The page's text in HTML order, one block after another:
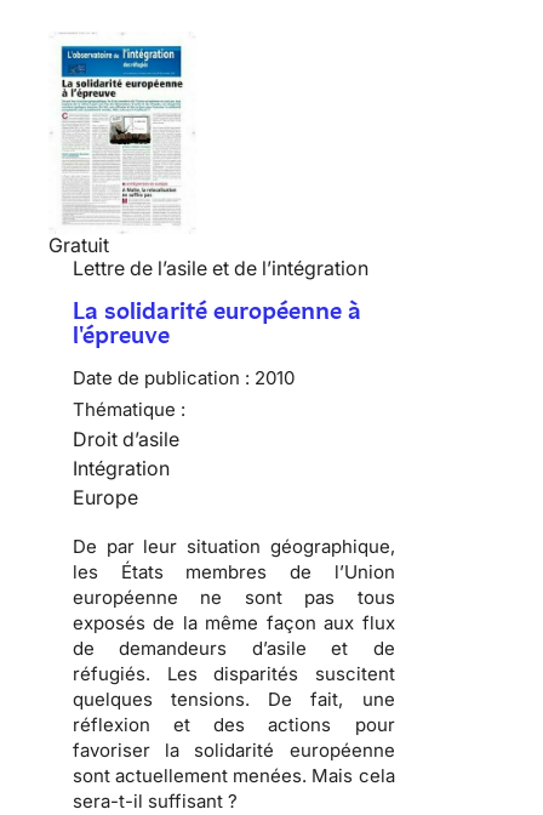
Gratuit
Lettre de l’asile et de l’intégration
La solidarité européenne à
l'épreuve
Date de publication : 2010
Thématique :
Droit d’asile
Intégration
Europe
De par leur situation géographique,
les États membres de l’Union
européenne ne sont pas tous
exposés de la même façon aux flux
de demandeurs d’asile et de
réfugiés. Les disparités suscitent
quelques tensions. De fait, une
réflexion et des actions pour
favoriser la solidarité européenne
sont actuellement menées. Mais cela
sera-t-il suffisant ?